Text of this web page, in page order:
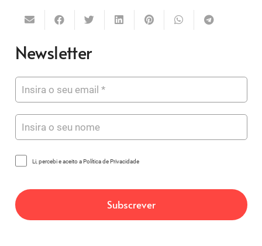
Newsletter
Li, percebi e aceito a Política de Privacidade